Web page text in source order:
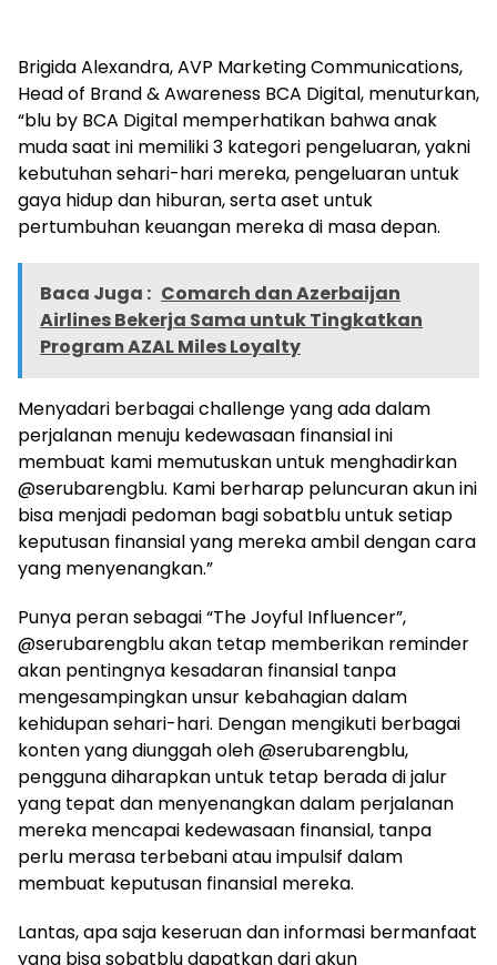
Brigida Alexandra, AVP Marketing Communications,
Head of Brand & Awareness BCA Digital, menuturkan,
“blu by BCA Digital memperhatikan bahwa anak
muda saat ini memiliki 3 kategori pengeluaran, yakni
kebutuhan sehari-hari mereka, pengeluaran untuk
gaya hidup dan hiburan, serta aset untuk
pertumbuhan keuangan mereka di masa depan.
Baca Juga : Comarch dan Azerbaijan
Airlines Bekerja Sama untuk Tingkatkan
Program AZAL Miles Loyalty
Menyadari berbagai challenge yang ada dalam
perjalanan menuju kedewasaan finansial ini
membuat kami memutuskan untuk menghadirkan
@serubarengblu. Kami berharap peluncuran akun ini
bisa menjadi pedoman bagi sobatblu untuk setiap
keputusan finansial yang mereka ambil dengan cara
yang menyenangkan.”
Punya peran sebagai “The Joyful Influencer”,
@serubarengblu akan tetap memberikan reminder
akan pentingnya kesadaran finansial tanpa
mengesampingkan unsur kebahagian dalam
kehidupan sehari-hari. Dengan mengikuti berbagai
konten yang diunggah oleh @serubarengblu,
pengguna diharapkan untuk tetap berada di jalur
yang tepat dan menyenangkan dalam perjalanan
mereka mencapai kedewasaan finansial, tanpa
perlu merasa terbebani atau impulsif dalam
membuat keputusan finansial mereka.
Lantas, apa saja keseruan dan informasi bermanfaat
yang bisa sobatblu dapatkan dari akun